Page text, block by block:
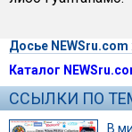
Досье NEWSru.com
Каталог
ССЫЛКИ ПО
В